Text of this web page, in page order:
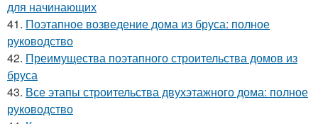
для начинающих
41. Поэтапное возведение дома из бруса: полное
руководство
42. Преимущества поэтапного строительства домов из
бруса
43. Все этапы строительства двухэтажного дома: полное
руководство